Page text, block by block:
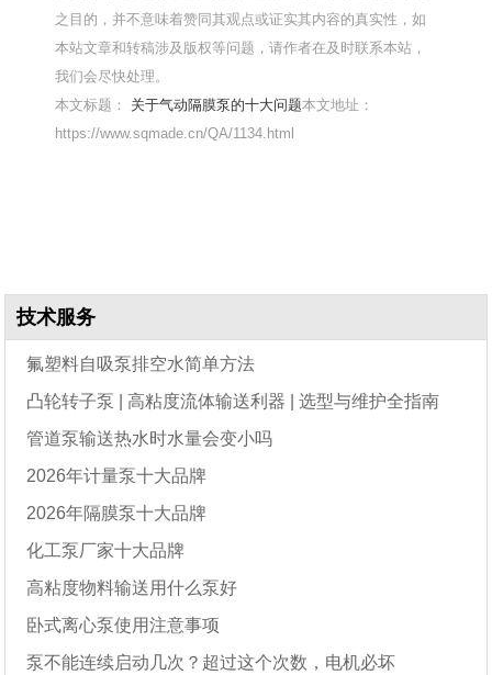
之目的，并不意味着赞同其观点或证实其内容的真实性，如
本站文章和转稿涉及版权等问题，请作者在及时联系本站，
我们会尽快处理。
本文标题： 关于气动隔膜泵的十大问题本文地址：
https://www.sqmade.cn/QA/1134.html
技术服务
氟塑料自吸泵排空水简单方法
凸轮转子泵 | 高粘度流体输送利器 | 选型与维护全指南
管道泵输送热水时水量会变小吗
2026年计量泵十大品牌
2026年隔膜泵十大品牌
化工泵厂家十大品牌
高粘度物料输送用什么泵好
卧式离心泵使用注意事项
泵不能连续启动几次？超过这个次数，电机必坏